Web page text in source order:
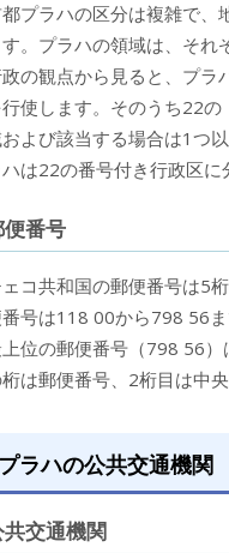
プラハの区分は複雑で、
す。プラハの領域は、それ
の観点から見ると、プラ
行使します。そのうち22
よび該当する場合は1つ
は22の番号付き行政区に
番号
コ共和国の郵便番号は5
号は118 00から798 56
位の郵便番号（798 56
は郵便番号、2桁目は中
プラハの公共交通機関
交通機関